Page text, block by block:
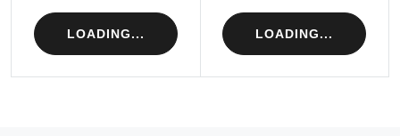
LOADING... LOADING...